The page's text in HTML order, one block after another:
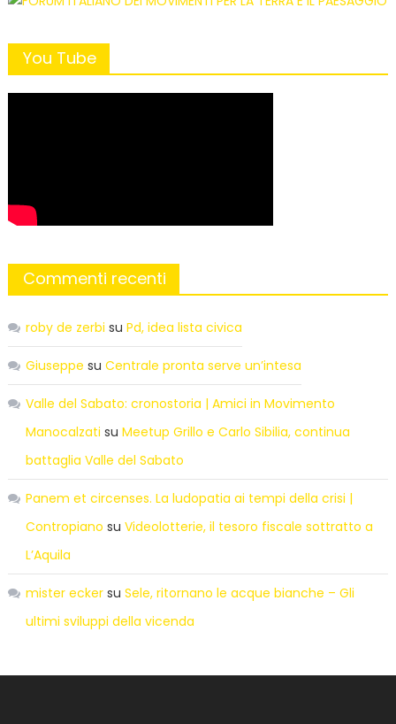
You Tube
Commenti recenti
roby de zerbi su Pd, idea lista civica
Giuseppe su Centrale pronta serve un’intesa
Valle del Sabato: cronostoria | Amici in Movimento
Manocalzati su Meetup Grillo e Carlo Sibilia, continua
battaglia Valle del Sabato
Panem et circenses. La ludopatia ai tempi della crisi |
Contropiano su Videolotterie, il tesoro fiscale sottratto a
L’Aquila
mister eckersu Sele, ritornano le acque bianche – Gli
ultimi sviluppi della vicenda